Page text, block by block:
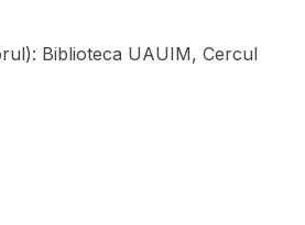
Biblioteca UAUIM, Cercul